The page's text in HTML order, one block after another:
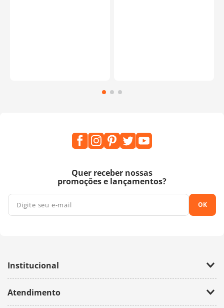
Quer receber nossas
promoções e lançamentos?
OK
Institucional
Trabalhe Conosco
Atendimento